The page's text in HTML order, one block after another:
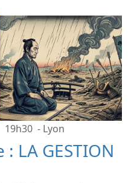
19h30 - Lyon
LA GESTION